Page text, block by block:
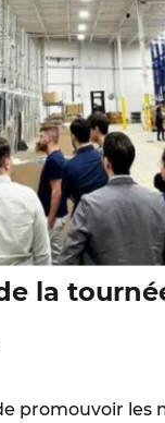
la
promouvoir les